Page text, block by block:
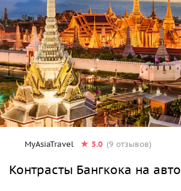
MyAsiaTravel 5.0 (9 отзывов)
Контрасты Бангкока на авто